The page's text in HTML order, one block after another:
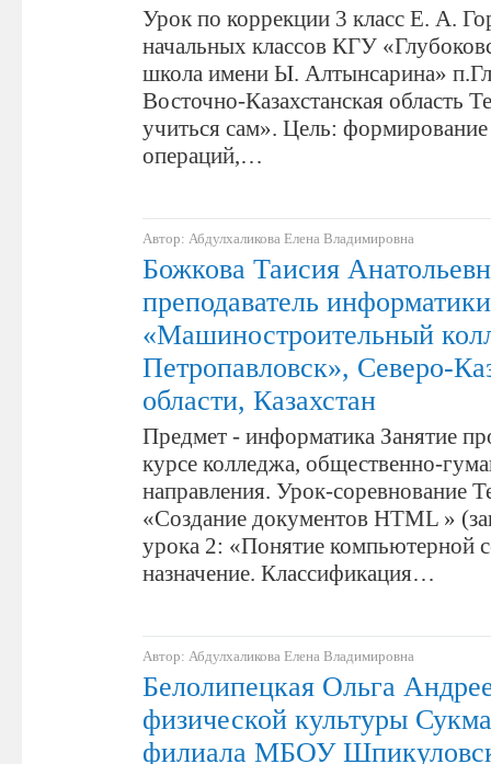
Урок по коррекции 3 класс Е. А.
начальных классов КГУ
школа имени Ы. Алтынсарина»
Восточно-Казахстанская область
учиться сам». Цель:
операций,…
Автор: Абдулхаликова Елена Владимировна
Божкова Таисия
преподаватель
«Машиностроительный
Петропавловск», Северо-
области, Казахстан
Предмет - информатика Занятие
курсе колледжа, общественно-
направления. Урок-соревнование
«Создание документов HTML »
урока 2: «Понятие компьютерной
назначение. Классификация…
Автор: Абдулхаликова Елена Владимировна
Белолипецкая Ольга
физической культуры
филиала МБОУ